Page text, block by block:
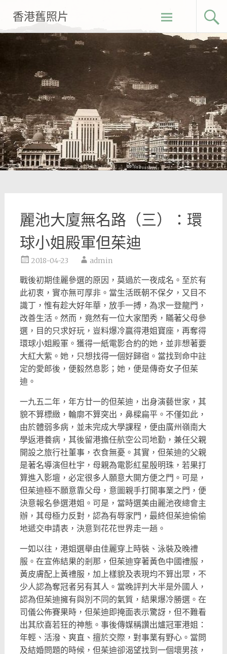
content
香港舊照片
麗池大廈無名路（三）：環
球小姐殿軍但茱迪
2018-04-23 admin
戰後初期佳麗參選的原因，莫過於一夜成名。至於有
此初衷， 實亦無可厚非。當生活既朝不保夕，又目不
識丁，惟有趁大好年華， 放手一搏，為求一登龍門，
改善生活。然而，竟然有一位大家閨秀， 瞞著父母參
選，目的只求好玩，豈料爆冷贏得港姐寶座， 再奪得
環球小姐殿軍。獲得一紙電影合約的她， 並非想著要
大紅大紫。她，只想找得一個好歸宿。 當找到命中註
定的愛郎後，便毅然息影；她，便是傳奇女子但茱
迪。
一九五二年，年方廿一的但茱迪，出身演藝世家，其
貌不算標緻， 輪廓不算突出，鼻樑扁平。不僅如此，
由於體弱多病， 並未完成大學課程，便由廣州嶺南大
學返港養病， 其後留港擔任航空公司地勤，兼任父親
開設之旅行社董事， 衣食無憂。其實，但茱迪的父親
是著名導演但杜宇， 母親為電影紅星殷明珠，若果打
算進入影壇， 必定很多人願意大開方便之門。可是，
但茱迪極不願意靠父母， 意圖親手打開事業之門，便
決意報名參選港姐。可是， 當時選美由麗池夜總會主
辦，其母極力反對，認為有辱家門， 最終但茱迪偷偷
地遞交申請表，決意到花花世界走一趟。
一如以往，港姐選舉由佳麗穿上時裝、泳裝及晚禮
服。 在宣佈結果的剎那，但茱迪穿著黃色中國禮服，
黃皮膚配上黃禮服， 加上樣貌及表現均不算出眾，不
少人認為奪冠者另有其人。 當晚評判大半是外國人，
認為但茱迪擁有與別不同的氣質， 結果爆冷勝選。在
司儀公佈賽果時，但茱迪即掩面表示驚訝， 但不難看
出其欣喜若狂的神態。事後傳媒稱讚出爐冠軍港姐：
年輕、 活潑、爽直、擅於交際，對事業有野心。當問
及結婚問題的時候， 但茱迪卻渴望找到一個壞男孩，